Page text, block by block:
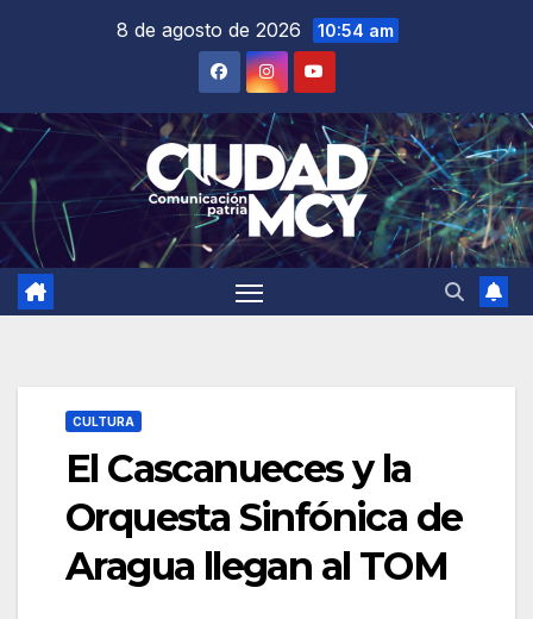
8 de agosto de 2026 10:54 am
CULTURA
El Cascanueces y la
Orquesta Sinfónica de
Aragua llegan al TOM